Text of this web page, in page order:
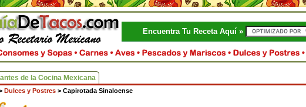
Encuentra Tu Receta Aquí »
de la Cocina Mexicana
Dulces y Postres > Capirotada Sinaloense